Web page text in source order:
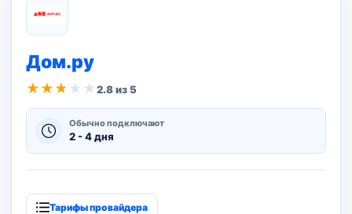
Дом.ру
★ ★ ★ ★ ★2.8 из 5
Обычно подключают
2 - 4 дня
Тарифы провайдера